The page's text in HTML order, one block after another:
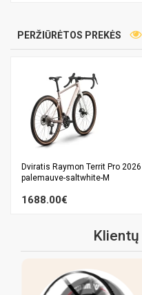
PERŽIŪRĖTOS PREKĖS
Dviratis Raymon Territ Pro 2026
palemauve-saltwhite-M
1688.00€